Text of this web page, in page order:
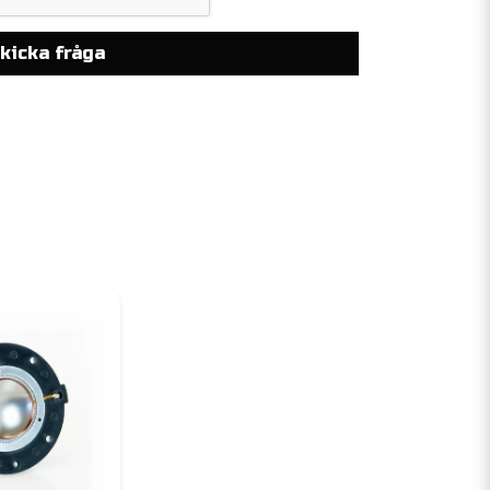
fråga